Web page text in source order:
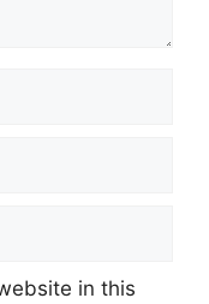
in this